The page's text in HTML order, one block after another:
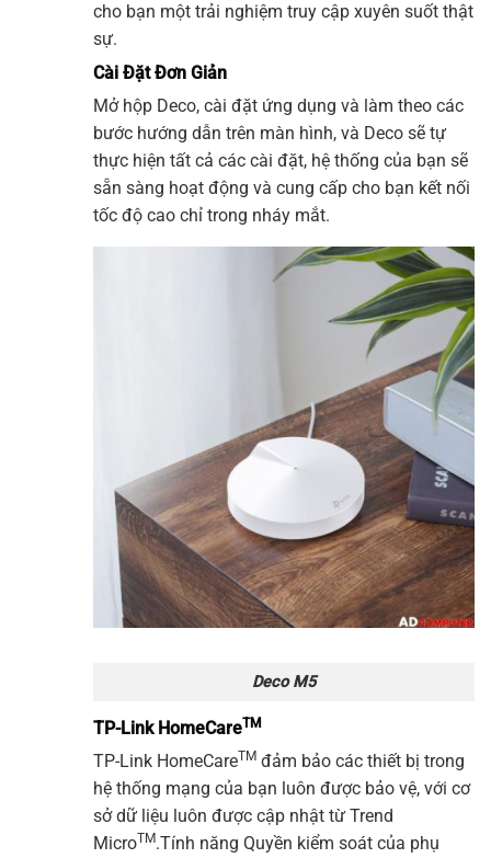
cho bạn một trải nghiệm truy cập xuyên suốt thật
sự.
Cài Đặt Đơn Giản
Mở hộp Deco, cài đặt ứng dụng và làm theo các
bước hướng dẫn trên màn hình, và Deco sẽ tự
thực hiện tất cả các cài đặt, hệ thống của bạn sẽ
sẵn sàng hoạt động và cung cấp cho bạn kết nối
tốc độ cao chỉ trong nháy mắt.
Deco M5
TP-Link HomeCareTM
TP-Link HomeCareTM đảm bảo các thiết bị trong
hệ thống mạng của bạn luôn được bảo vệ, với cơ
sở dữ liệu luôn được cập nhật từ Trend
MicroTM.Tính năng Quyền kiểm soát của phụ